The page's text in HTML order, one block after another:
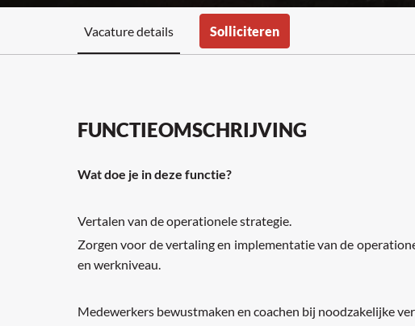
Vacature details Solliciteren
FUNCTIEOMSCHRIJVING
Wat doe je in deze functie?
Vertalen van de operationele strategie.
Zorgen voor de vertaling en implementatie van de
en werkniveau.
Medewerkers bewustmaken en coachen bij noodzakelijke